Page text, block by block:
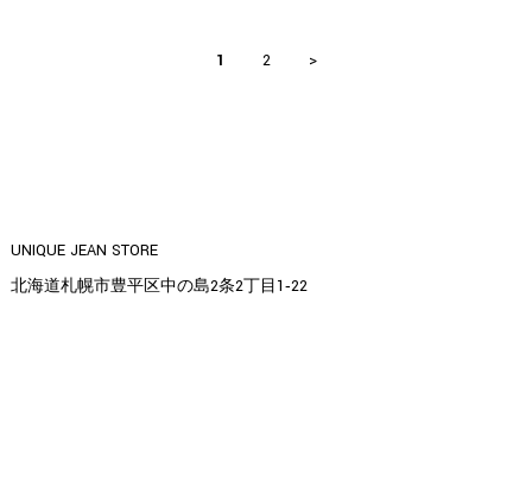
1 2 >
UNIQUE JEAN STORE
北海道札幌市豊平区中の島2条2丁目1‐22